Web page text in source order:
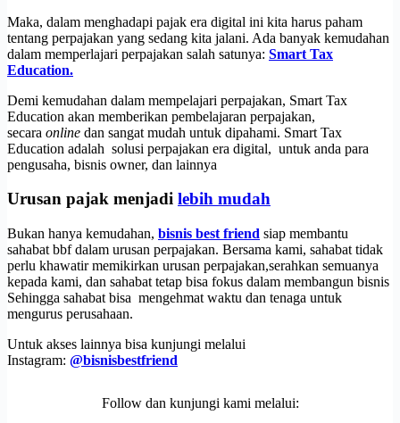
Maka, dalam menghadapi pajak era digital ini kita harus paham
tentang perpajakan yang sedang kita jalani. Ada banyak kemudahan
dalam memperlajari perpajakan salah satunya: Smart Tax
Education.
Demi kemudahan dalam mempelajari perpajakan, Smart Tax
Education akan memberikan pembelajaran perpajakan,
secara online dan sangat mudah untuk dipahami. Smart Tax
Education adalah solusi perpajakan era digital, untuk anda para
pengusaha, bisnis owner, dan lainnya
Urusan pajak menjadi lebih mudah
Bukan hanya kemudahan, bisnis best friend siap membantu
sahabat bbf dalam urusan perpajakan. Bersama kami, sahabat tidak
perlu khawatir memikirkan urusan perpajakan,serahkan semuanya
kepada kami, dan sahabat tetap bisa fokus dalam membangun bisnis
Sehingga sahabat bisa mengehmat waktu dan tenaga untuk
mengurus perusahaan.
Untuk akses lainnya bisa kunjungi melalui
Instagram: @bisnisbestfriend
Follow dan kunjungi kami melalui: